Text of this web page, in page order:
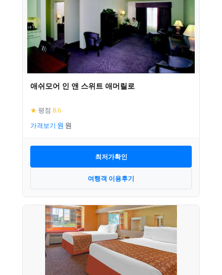
애쉬모어 인 앤 스위트 애머릴로
★ 평점 8.6
가격보기
최저가확인
여행객 이용후기